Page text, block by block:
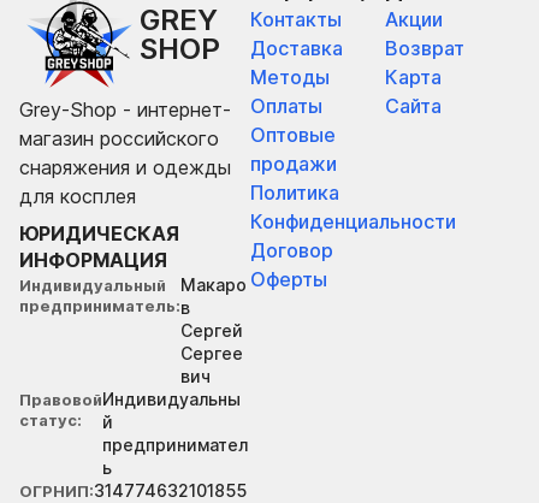
GREY
SHOP
Grey-Shop - интернет-
магазин российского
снаряжения и одежды
для косплея
ЮРИДИЧЕСКАЯ
ИНФОРМАЦИЯ
Индивидуальный
предприниматель
Макаро
в
Сергей
Сергее
вич
Правовой
статус
Индивидуальны
й
предпринимател
ь
ОГРНИП 314774632101855
Контакты
Доставка
Методы
Оплаты
Оптовые
продажи
Политика
Конфиденциальности
Договор
Оферты
Акции
Возврат
Карта
Сайта